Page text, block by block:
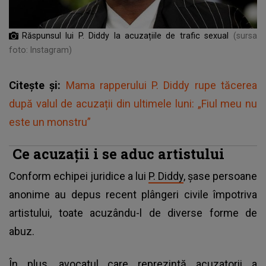
Răspunsul lui P. Diddy la acuzațiile de trafic sexual
(sursa
foto: Instagram)
Citește și: Mama rapperului P. Diddy rupe tăcerea
după valul de acuzații din ultimele luni: „Fiul meu nu
este un monstru”
Ce acuzații i se aduc artistului
Conform echipei juridice a lui P. Diddy, șase persoane
anonime au depus recent plângeri civile împotriva
artistului, toate acuzându-l de diverse forme de
abuz.